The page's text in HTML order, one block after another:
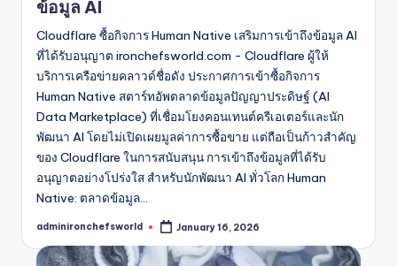
ข้อมูล AI
Cloudflare ซื้อกิจการ Human Native เสริมการเข้าถึงข้อมูล AI
ที่ได้รับอนุญาต ironchefsworld.com - Cloudflare ผู้ให้
บริการเครือข่ายคลาวด์ชื่อดัง ประกาศการเข้าซื้อกิจการ
Human Native สตาร์ทอัพตลาดข้อมูลปัญญาประดิษฐ์ (AI
Data Marketplace) ที่เชื่อมโยงคอนเทนต์ครีเอเตอร์และนัก
พัฒนา AI โดยไม่เปิดเผยมูลค่าการซื้อขาย แต่ถือเป็นก้าวสำคัญ
ของ Cloudflare ในการสนับสนุน การเข้าถึงข้อมูลที่ได้รับ
อนุญาตอย่างโปร่งใส สำหรับนักพัฒนา AI ทั่วโลก Human
Native: ตลาดข้อมูล…
Posted
adminironchefsworld January 16, 2026